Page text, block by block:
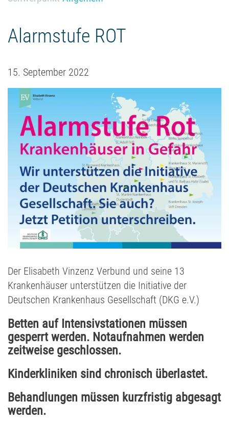
Alarmstufe ROT
15. September 2022
Der Elisabeth Vinzenz Verbund und seine 13
Krankenhäuser unterstützen die Initiative der
Deutschen Krankenhaus Gesellschaft (DKG e.V.)
Betten auf Intensivstationen müssen
gesperrt werden. Notaufnahmen werden
zeitweise geschlossen.
Kinderkliniken sind chronisch überlastet.
Behandlungen müssen kurzfristig abgesagt
werden.